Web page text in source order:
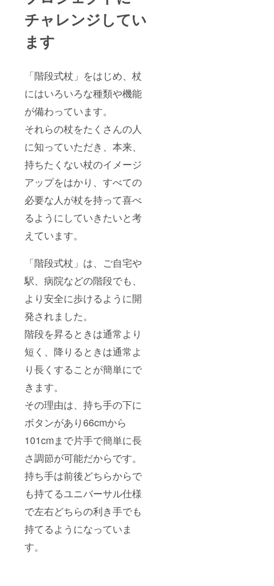
チャレンジしてい
ます
「階段式杖」をはじめ、杖
にはいろいろな種類や機能
が備わっています。
それらの杖をたくさんの人
に知っていただき、本来、
持ちたくない杖のイメージ
アップをはかり、すべての
必要な人が杖を持って喜べ
るようにしていきたいと考
えています。
「階段式杖」は、ご自宅や
駅、病院などの階段でも、
より安全に歩けるように開
発されました。
階段を昇るときは通常より
短く、降りるときは通常よ
り長くすることが簡単にで
きます。
その理由は、持ち手の下に
ボタンがあり66cmから
101cmまで片手で簡単に長
さ調節が可能だからです。
持ち手は前後どちらからで
も持てるユニバーサル仕様
で左右どちらの利き手でも
持てるようになっていま
す。